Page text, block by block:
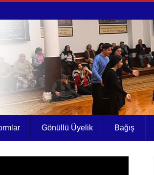
Gönüllü Üyelik Bağış